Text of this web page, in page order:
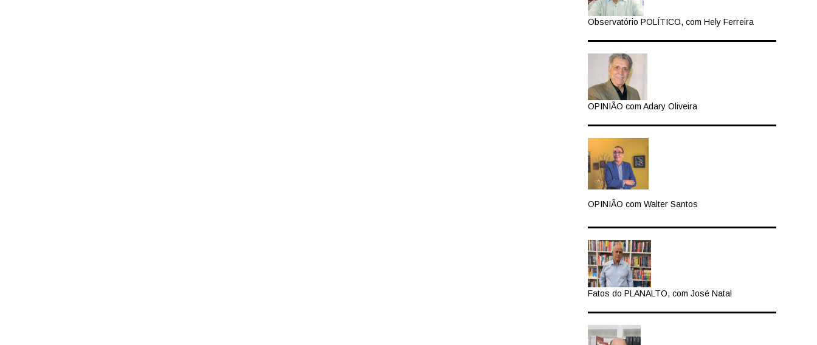
Observatório POLÍTICO, com Hely Ferreira
OPINIÃO com Adary Oliveira
OPINIÃO com Walter Santos
Fatos do PLANALTO, com José Natal